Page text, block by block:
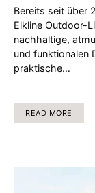
Bereits seit über
Elkline Outdoor-
nachhaltige,
und funktionalen
praktische…
READ MORE